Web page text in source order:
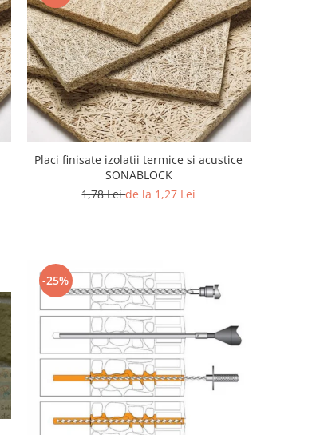
Placi finisate izolatii termice si acustice
SONABLOCK
1,78 Leide la 1,27 Lei
-25%